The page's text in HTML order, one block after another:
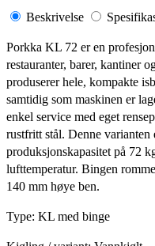
Beskrivelse
Porkka KL 72 er en
restauranter, barer, kantiner
produserer hele, kompakte
samtidig som maskinen er
enkel service med eget
rustfritt stål. Denne
produksjonskapasitet på 72
lufttemperatur. Bingen
140 mm høye ben.
Type: KL med binge